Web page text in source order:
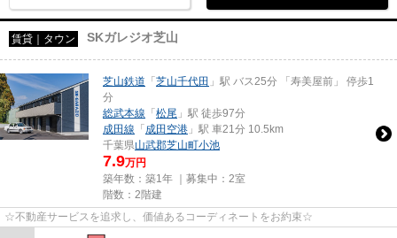
賃貸｜タウン SKガレジオ芝山
芝山鉄道 「芝山千代田 」駅 バス25分 「寿美屋前」 停歩1
分
総武本線 「松尾 」駅 徒歩97分
成田線 「成田空港 」駅 車21分 10.5km
千葉県山武郡芝山町小池
7.9万円
築年数：築1年 ｜募集中： 2室
階数：2階建
☆不動産サービスを追求し、価値あるコーディネートをお約束☆